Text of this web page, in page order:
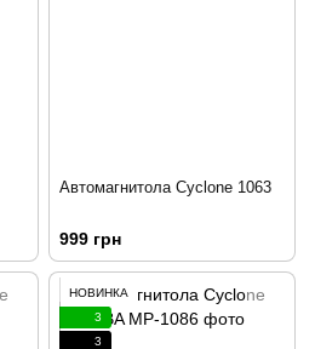
Автомагнитола Cyclone 1063
999 грн
НОВИНКА
3
3